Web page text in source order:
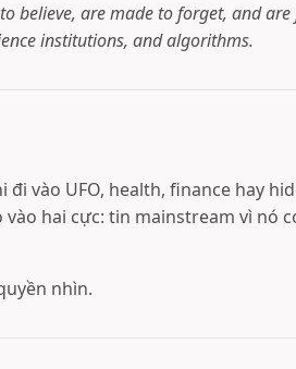
believe, are made to forget, and
institutions, and algorithms.
vào UFO, health, finance hay
hai cực: tin mainstream vì nó
nhìn.